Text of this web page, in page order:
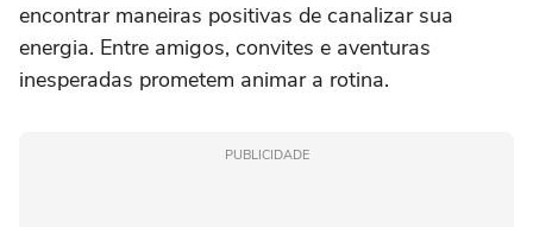
encontrar maneiras positivas de canalizar sua
energia. Entre amigos, convites e aventuras
inesperadas prometem animar a rotina.
PUBLICIDADE